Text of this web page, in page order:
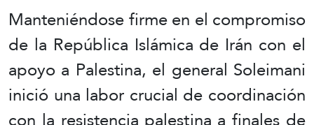
Manteniéndose firme en el compromiso
de la República Islámica de Irán con el
apoyo a Palestina, el general Soleimani
inició una labor crucial de coordinación